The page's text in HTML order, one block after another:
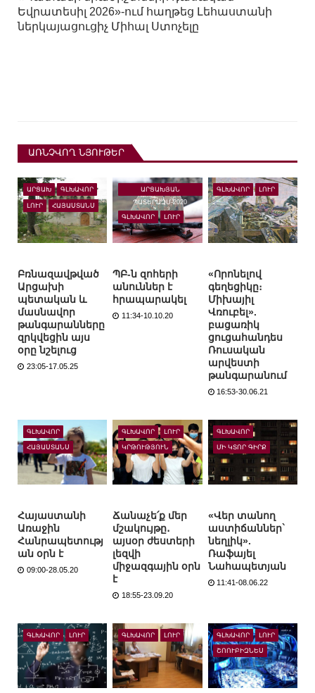
Եվրատեսիլ 2026»-ում հաղթեց Լեհաստանի
ներկայացուցիչ Միհալ Ստոչելը
ԱՌՆՉՎՈՂ ՆՅՈՒԹԵՐ
ԱՐՑԱԽ ԳԼԽԱՎՈՐ
ԼՈՒՐ ՀԱՅԱՍՏԱՆՍ
Բռնազավթված
Արցախի
պետական և
մասնավոր
թանգարանները
զրկվեցին այս
օրը նշելուց
23:05-17.05.25
ԱՐՑԱԽՅԱՆ
ՊԱՏԵՐԱԶՄ-2020
ԳԼԽԱՎՈՐ ԼՈՒՐ
ՊԲ-ն զոհերի
անուններ է
հրապարակել
11:34-10.10.20
ԳԼԽԱՎՈՐ ԼՈՒՐ
«Որոնելով
գեղեցիկը։
Միխայիլ
Վռուբել».
բացառիկ
ցուցահանդես
Ռուսական
արվեստի
թանգարանում
16:53-30.06.21
ԳԼԽԱՎՈՐ
ՀԱՅԱՍՏԱՆՍ
Հայաստանի
Առաջին
Հանրապետությ
ան օրն է
09:00-28.05.20
ԳԼԽԱՎՈՐ ԼՈՒՐ
ԿՐԹՈՒԹՅՈՒՆ
Ճանաչե՛ք մեր
մշակույթը․
այսօր ժեստերի
լեզվի
միջազգային օրն
է
18:55-23.09.20
ԳԼԽԱՎՈՐ
ՄԻ ԿՏՈՐ ԳԻՐՔ
«Վեր տանող
աստիճաններ`
նեղլիկ».
Ռաֆայել
Նահապետյան
11:41-08.06.22
ԳԼԽԱՎՈՐ ԼՈՒՐ ԳԼԽԱՎՈՐ ԼՈՒՐ ԳԼԽԱՎՈՐ ԼՈՒՐ
ՇՈՈՒԲԻԶՆԵՍ